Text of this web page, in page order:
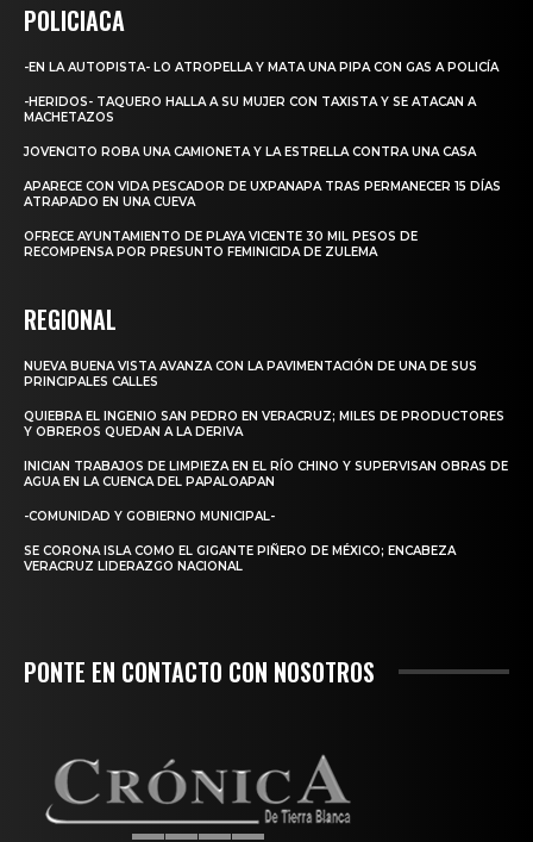
POLICIACA
-EN LA AUTOPISTA- LO ATROPELLA Y MATA UNA PIPA CON GAS A POLICÍA
-HERIDOS- TAQUERO HALLA A SU MUJER CON TAXISTA Y SE ATACAN A
MACHETAZOS
JOVENCITO ROBA UNA CAMIONETA Y LA ESTRELLA CONTRA UNA CASA
APARECE CON VIDA PESCADOR DE UXPANAPA TRAS PERMANECER 15 DÍAS
ATRAPADO EN UNA CUEVA
OFRECE AYUNTAMIENTO DE PLAYA VICENTE 30 MIL PESOS DE
RECOMPENSA POR PRESUNTO FEMINICIDA DE ZULEMA
REGIONAL
NUEVA BUENA VISTA AVANZA CON LA PAVIMENTACIÓN DE UNA DE SUS
PRINCIPALES CALLES
QUIEBRA EL INGENIO SAN PEDRO EN VERACRUZ; MILES DE PRODUCTORES
Y OBREROS QUEDAN A LA DERIVA
INICIAN TRABAJOS DE LIMPIEZA EN EL RÍO CHINO Y SUPERVISAN OBRAS DE
AGUA EN LA CUENCA DEL PAPALOAPAN
-COMUNIDAD Y GOBIERNO MUNICIPAL-
SE CORONA ISLA COMO EL GIGANTE PIÑERO DE MÉXICO; ENCABEZA
VERACRUZ LIDERAZGO NACIONAL
PONTE EN CONTACTO CON NOSOTROS